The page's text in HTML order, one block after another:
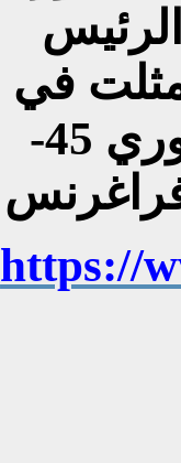
في
زجاجتين من عطر "فيكتوري 45-
https://